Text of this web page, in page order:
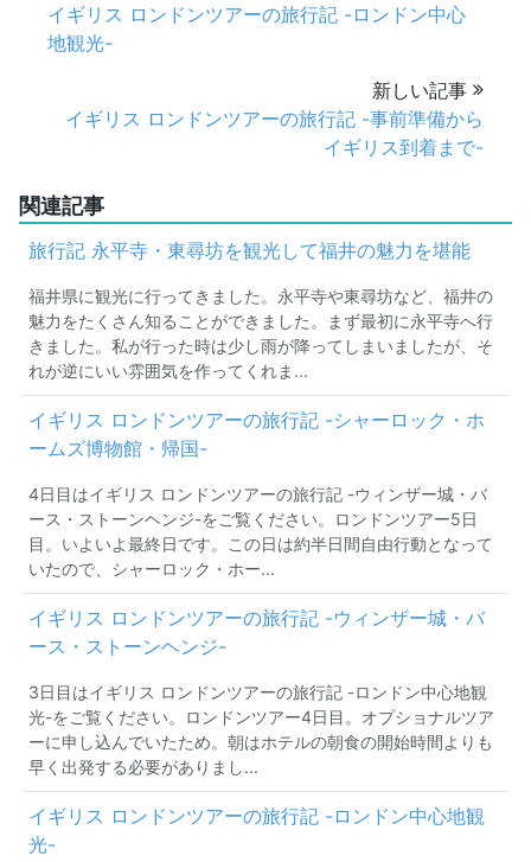
イギリス ロンドンツアーの旅行記 -ロンドン中心
地観光-
新しい記事
イギリス ロンドンツアーの旅行記 -事前準備から
イギリス到着まで-
関連記事
旅行記 永平寺・東尋坊を観光して福井の魅力を堪能
福井県に観光に行ってきました。永平寺や東尋坊など、福井の
魅力をたくさん知ることができました。まず最初に永平寺へ行
きました。私が行った時は少し雨が降ってしまいましたが、そ
れが逆にいい雰囲気を作ってくれま...
イギリス ロンドンツアーの旅行記 -シャーロック・ホ
ームズ博物館・帰国-
4日目はイギリス ロンドンツアーの旅行記 -ウィンザー城・バ
ース・ストーンヘンジ-をご覧ください。ロンドンツアー5日
目。いよいよ最終日です。この日は約半日間自由行動となって
いたので、シャーロック・ホー...
イギリス ロンドンツアーの旅行記 -ウィンザー城・バ
ース・ストーンヘンジ-
3日目はイギリス ロンドンツアーの旅行記 -ロンドン中心地観
光-をご覧ください。ロンドンツアー4日目。オプショナルツア
ーに申し込んでいたため。朝はホテルの朝食の開始時間よりも
早く出発する必要がありまし...
イギリス ロンドンツアーの旅行記 -ロンドン中心地観
光-